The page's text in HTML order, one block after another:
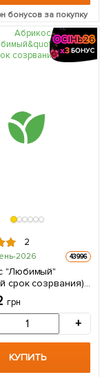
бонусов за покупку
2
2026 43996
"Любимый"
срок созрвания) 1
в упаковке
грн
+
КУПИТЬ